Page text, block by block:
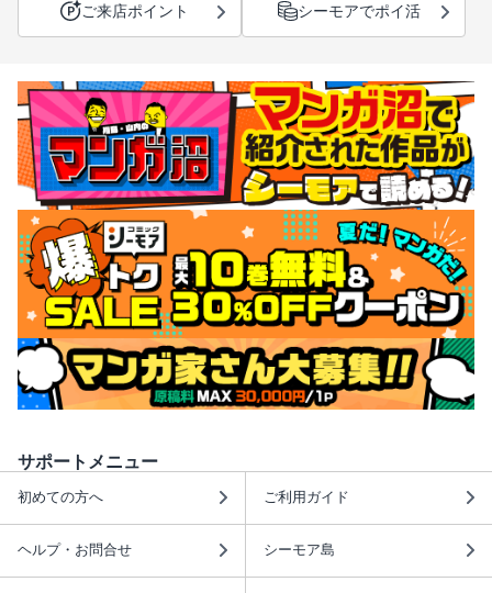
ご来店ポイント シーモアでポイ活
サポートメニュー
初めての方へ ご利用ガイド
ヘルプ・お問合せ シーモア島